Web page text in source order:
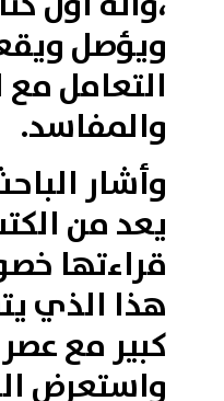
ويؤصل
التعامل مع
والمفاسد.
وأشار
يعد من
قراءتها
هذا الذي
كبير مع
واستعرض